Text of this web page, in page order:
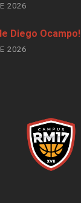
2026
Diego Ocampo!
2026